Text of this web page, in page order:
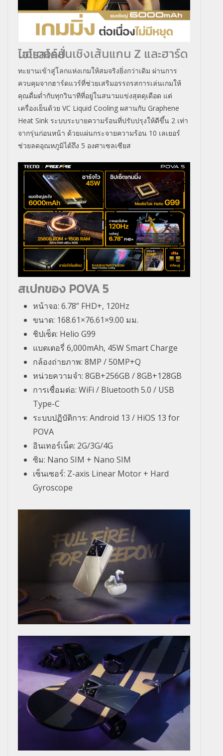
มอเตอร์สั่นเชิงเส้นแกน Z และฮาร์ดไจโรสโคป
ทะยานเข้าสู่โลกแห่งเกมให้สมจริงยิ่งกว่าเดิม ผ่านการ
ควบคุมจากฮาร์ดแวร์ที่ช่วยเสริมอรรถรสการเล่นเกมให้
คุณดื่มด่ำกับทุกวินาทีที่อยู่ในสนามแข่งสุดดุเดือด แต่
เครื่องเย็นด้วย VC Liquid Cooling ผสานกับ Graphene
Heat Sink ระบบระบายความร้อนที่ปรับปรุงให้ดีขึ้น 2 เท่า
จากรุ่นก่อนหน้า ด้วยแผ่นกระจายความร้อน 10 เลเยอร์
ช่วยลดอุณหภูมิได้ถึง 5 องศาเซลเซียส
สเปกของ POVA 5
หน้าจอ: 6.78” FHD+, 120Hz
ขนาด: 168.61×76.61×9.00 มม.
ชิปเซ็ต: Helio G99
แบตเตอรี่ 6,000mAh, 45W Smart Charge
กล้องถ่ายภาพ: 8MP / 50MP+Q
หน่วยความจำ: 8GB+256GB / 8GB+128GB
การเชื่อมต่อ: WiFi / Bluetooth 5.0 / USB
Type-C
ระบบปฏิบัติการ: Android 13 / HiOS 13 for
POVA
อินเทอร์เน็ต: 2G/3G/4G
ซิม: Nano SIM + Nano SIM
เซ็นเซอร์: Z-axis Linear Motor + Hard
Gyroscope